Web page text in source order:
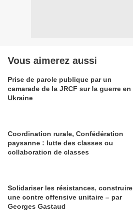
Vous aimerez aussi
Prise de parole publique par un
camarade de la JRCF sur la guerre en
Ukraine
Coordination rurale, Confédération
paysanne : lutte des classes ou
collaboration de classes
Solidariser les résistances, construire
une contre offensive unitaire – par
Georges Gastaud